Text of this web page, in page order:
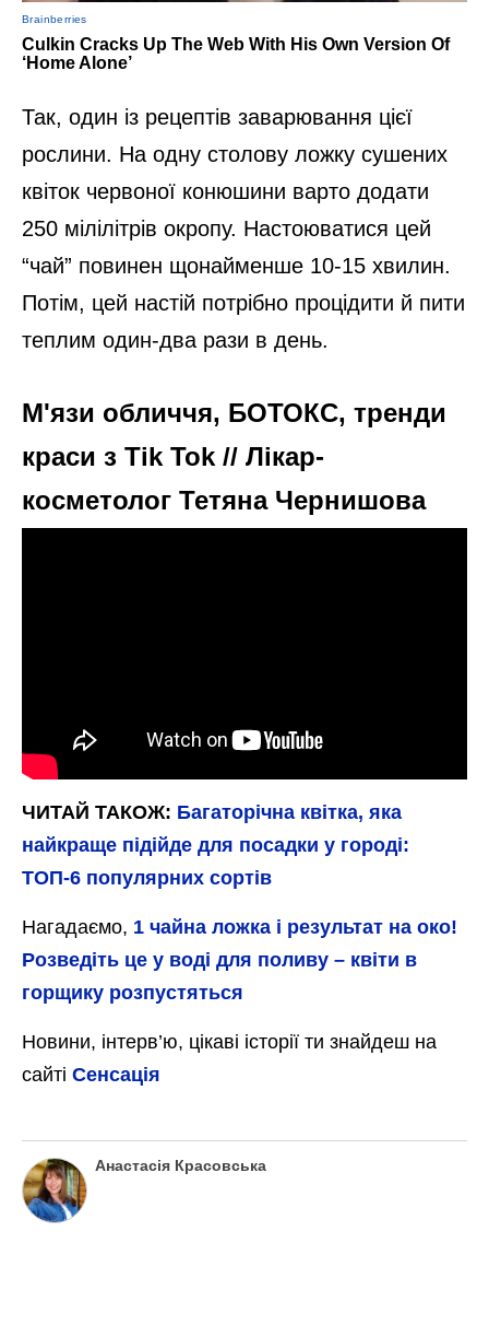
Так, один із рецептів заварювання цієї
рослини. На одну столову ложку сушених
квіток червоної конюшини варто додати
250 мілілітрів окропу. Настоюватися цей
“чай” повинен щонайменше 10-15 хвилин.
Потім, цей настій потрібно процідити й пити
теплим один-два рази в день.
М'язи обличчя, БОТОКС, тренди
краси з Tik Tok // Лікар-
косметолог Тетяна Чернишова
ЧИТАЙ ТАКОЖ: Багаторічна квітка, яка
найкраще підійде для посадки у городі:
ТОП-6 популярних сортів
Нагадаємо, 1 чайна ложка і результат на око!
Розведіть це у воді для поливу – квіти в
горщику розпустяться
Новини, інтерв’ю, цікаві історії ти знайдеш на
сайті Сенсація
Анастасія Красовська